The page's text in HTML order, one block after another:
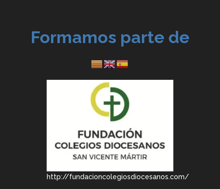
Formamos parte de
http://fundacioncolegiosdiocesanos.com/